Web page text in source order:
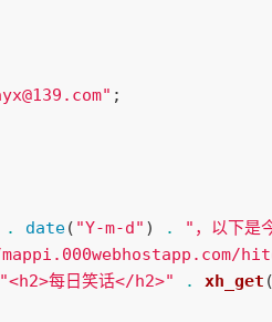
;
. date( "Y-m-d" ) .
"，以下是
"<h2>每日笑话</h2>" . xh_get